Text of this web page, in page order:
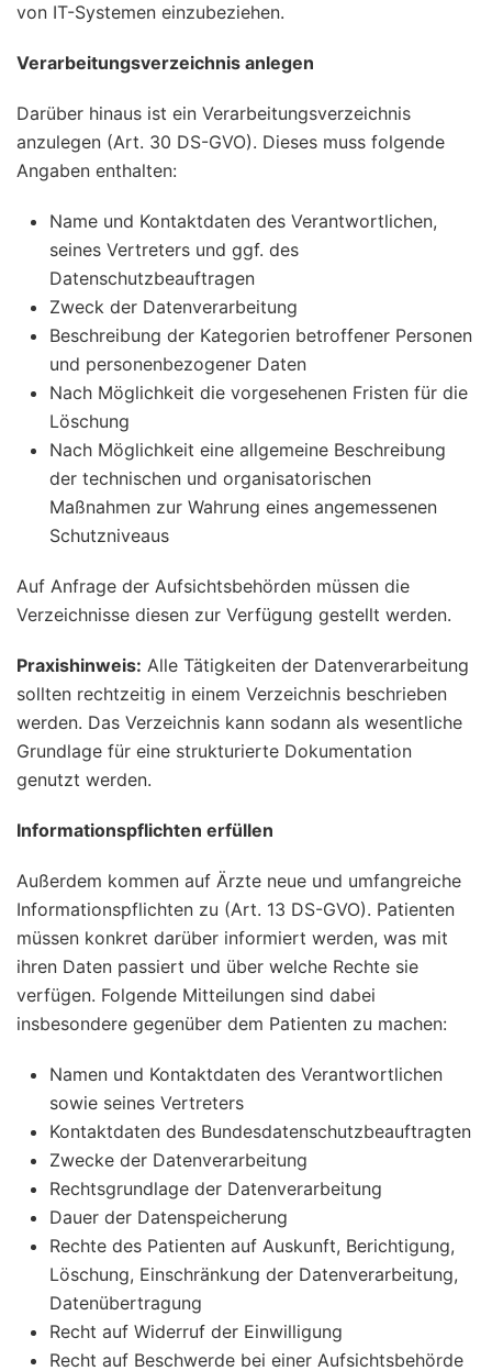
von IT-Systemen einzubeziehen.
Verarbeitungsverzeichnis anlegen
Darüber hinaus ist ein Verarbeitungsverzeichnis
anzulegen (Art. 30 DS-GVO). Dieses muss folgende
Angaben enthalten:
Name und Kontaktdaten des Verantwortlichen,
seines Vertreters und ggf. des
Datenschutzbeauftragen
Zweck der Datenverarbeitung
Beschreibung der Kategorien betroffener Personen
und personenbezogener Daten
Nach Möglichkeit die vorgesehenen Fristen für die
Löschung
Nach Möglichkeit eine allgemeine Beschreibung
der technischen und organisatorischen
Maßnahmen zur Wahrung eines angemessenen
Schutzniveaus
Auf Anfrage der Aufsichtsbehörden müssen die
Verzeichnisse diesen zur Verfügung gestellt werden.
Praxishinweis: Alle Tätigkeiten der Datenverarbeitung
sollten rechtzeitig in einem Verzeichnis beschrieben
werden. Das Verzeichnis kann sodann als wesentliche
Grundlage für eine strukturierte Dokumentation
genutzt werden.
Informationspflichten erfüllen
Außerdem kommen auf Ärzte neue und umfangreiche
Informationspflichten zu (Art. 13 DS-GVO). Patienten
müssen konkret darüber informiert werden, was mit
ihren Daten passiert und über welche Rechte sie
verfügen. Folgende Mitteilungen sind dabei
insbesondere gegenüber dem Patienten zu machen:
Namen und Kontaktdaten des Verantwortlichen
sowie seines Vertreters
Kontaktdaten des Bundesdatenschutzbeauftragten
Zwecke der Datenverarbeitung
Rechtsgrundlage der Datenverarbeitung
Dauer der Datenspeicherung
Rechte des Patienten auf Auskunft, Berichtigung,
Löschung, Einschränkung der Datenverarbeitung,
Datenübertragung
Recht auf Widerruf der Einwilligung
Recht auf Beschwerde bei einer Aufsichtsbehörde